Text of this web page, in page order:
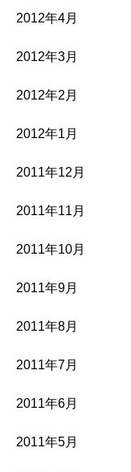
2012年4月
2012年3月
2012年2月
2012年1月
2011年12月
2011年11月
2011年10月
2011年9月
2011年8月
2011年7月
2011年6月
2011年5月